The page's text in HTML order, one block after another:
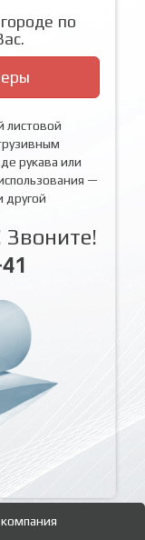
по
листовой
рукава или
—
другой
Звоните!